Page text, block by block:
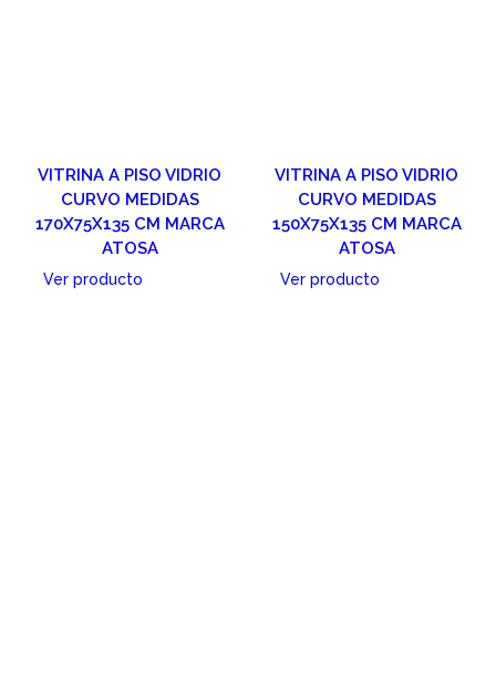
VITRINA A PISO VIDRIO
CURVO MEDIDAS
170X75X135 CM MARCA
ATOSA
Ver producto
VITRINA A PISO VIDRIO
CURVO MEDIDAS
150X75X135 CM MARCA
ATOSA
Ver producto